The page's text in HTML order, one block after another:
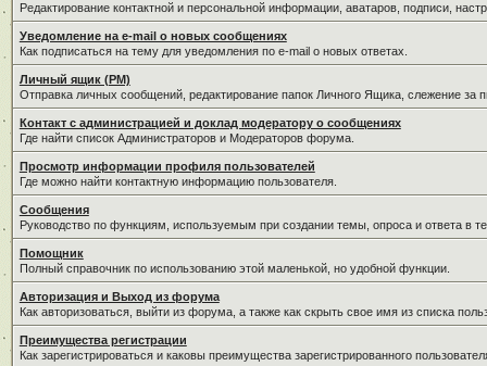
Редактирование контактной и персональной информации, аватаров, подписи,
Уведомление на e-mail о новых сообщениях
Как подписаться на тему для уведомления по e-mail о новых ответах.
Личный ящик (PM)
Отправка личных сообщений, редактирование папок Личного Ящика, слежение
Контакт с администрацией и доклад модератору о сообщениях
Где найти список Администраторов и Модераторов форума.
Просмотр информации профиля пользователей
Где можно найти контактную информацию пользователя.
Сообщения
Руководство по функциям, используемым при создании темы, опроса и ответа в
Помощник
Полный справочник по использованию этой маленькой, но удобной функции.
Авторизация и Выход из форума
Как авторизоваться, выйти из форума, а также как скрыть свое имя из списка
Преимущества регистрации
Как зарегистрироваться и каковы преимущества зарегистрированного